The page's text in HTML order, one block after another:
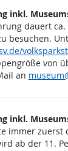
inkl.
dauert
besuchen.
von
an
inkl.
immer
ab der 11.